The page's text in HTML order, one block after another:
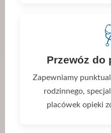
Przewóz do
Zapewniamy
rodzinnego,
placówek opieki